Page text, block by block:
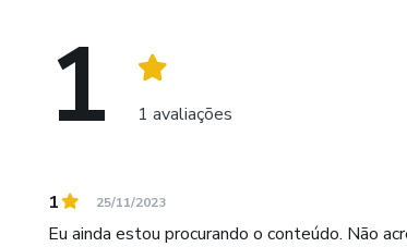
1 1 avaliações
1 25/11/2023
Eu ainda estou procurando o conteúdo. Não